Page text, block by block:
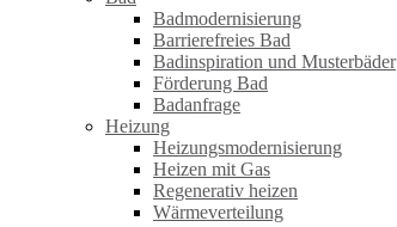
Badmodernisierung
Barrierefreies Bad
Badinspiration und Musterbäder
Förderung Bad
Badanfrage
Heizung
Heizungsmodernisierung
Heizen mit Gas
Regenerativ heizen
Wärmeverteilung